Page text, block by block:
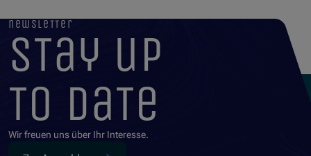
newsletter
stay up
to date
Wir freuen uns über Ihr Interesse.